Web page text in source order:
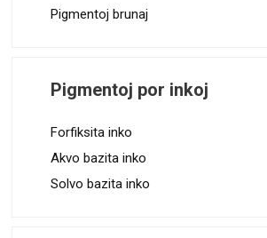
Pigmentoj brunaj
Pigmentoj por inkoj
Forfiksita inko
Akvo bazita inko
Solvo bazita inko